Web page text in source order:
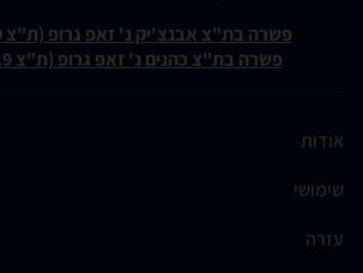
פשרה בת"צ אבנצ'יק נ' זאפ גרופ (ת"צ 23008-08-20)
פשרה בת"צ כהנים נ' זאפ גרופ (ת"צ 60371-12-19)
אודות
שימושי
עזרה